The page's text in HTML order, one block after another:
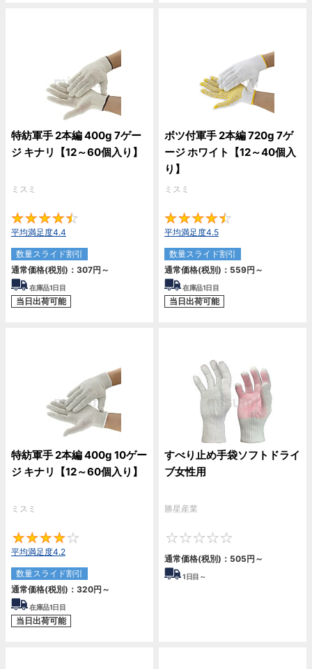
特紡軍手 2本編 400g 7ゲー
ジ キナリ【12～60個入り】
ミスミ
平均満足度4.4
数量スライド割引
通常価格(税別)： 307円 ～
在庫品1日目
当日出荷可能
ボツ付軍手 2本編 720g 7ゲ
ージ ホワイト【12～40個入
り】
ミスミ
平均満足度4.5
数量スライド割引
通常価格(税別)： 559円 ～
在庫品1日目
当日出荷可能
特紡軍手 2本編 400g 10ゲー
ジ キナリ【12～60個入り】
ミスミ
平均満足度4.2
数量スライド割引
通常価格(税別)： 320円 ～
在庫品1日目
当日出荷可能
すべり止め手袋ソフトドライ
ブ女性用
勝星産業
通常価格(税別)： 505円 ～
1日目～